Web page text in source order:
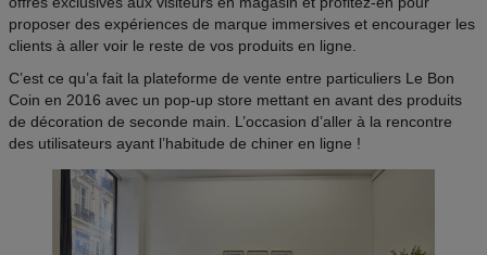
proposer des expériences de marque immersives et encourager les
clients à aller voir le reste de vos produits en ligne.
C’est ce qu’a fait la plateforme de vente entre particuliers Le Bon
Coin en 2016 avec un pop-up store mettant en avant des produits
de décoration de seconde main. L’occasion d’aller à la rencontre
des utilisateurs ayant l’habitude de chiner en ligne !